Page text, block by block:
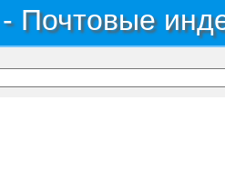
Почтовые